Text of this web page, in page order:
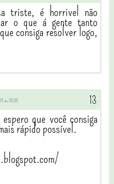
triste, é horrivel não
o que á gente tanto
consiga resolver logo,
às 00:00
que você consiga
rápido possível.